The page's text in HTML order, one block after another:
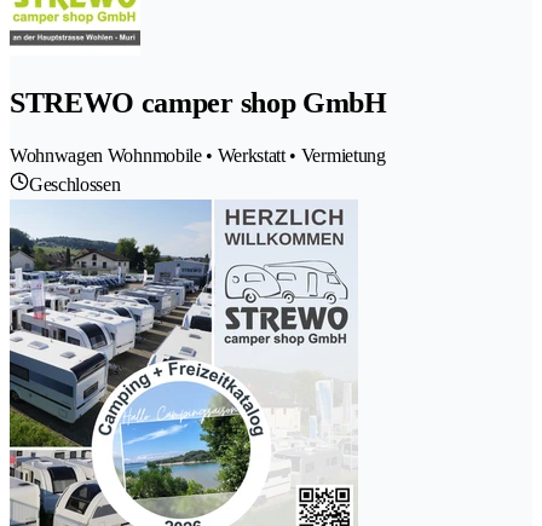
STREWO camper shop GmbH
Wohnwagen Wohnmobile • Werkstatt • Vermietung
Geschlossen